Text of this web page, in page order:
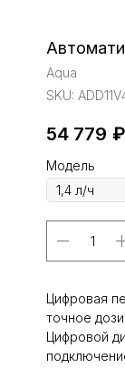
Aqua
SKU:
54 779 ₽
Модель
Цифровая
точное
Цифровой